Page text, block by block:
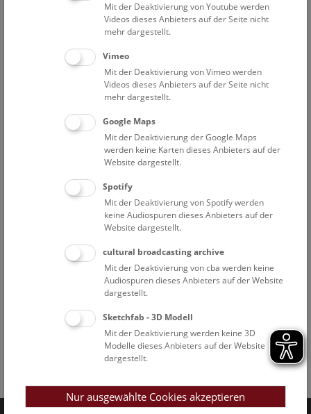
Eine Nacht im Museum
Mit der Deaktivierung von Youtube werden
Videos dieses Anbieters auf der Seite nicht
mehr dargestellt.
Vimeo
Mit der Deaktivierung von Vimeo werden
Videos dieses Anbieters auf der Seite nicht
mehr dargestellt.
Google Maps
Mit der Deaktivierung der Google Maps
werden keine Karten dieses Anbieters auf der
Website dargestellt.
Spotify
Mit der Deaktivierung von Spotify werden
keine Audiospuren dieses Anbieters auf der
Website dargestellt.
cultural broadcasting archive
Mit der Deaktivierung von cba werden keine
Audiospuren dieses Anbieters auf der Website
dargestellt.
Sketchfab - 3D Modell
Mit der Deaktivierung werden keine 3D
Modelle dieses Anbieters auf der Website
dargestellt.
Nur ausgewählte Cookies akzeptieren